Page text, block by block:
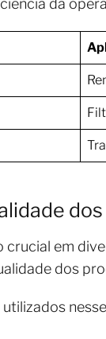
da
em
dos